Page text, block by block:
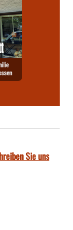
Sie uns